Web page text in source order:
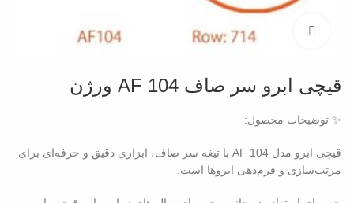
بزرگنمایی تصویر
قیچی ابرو سر صاف AF 104 ورژن
✨ توضیحات محصول:
قیچی ابرو مدل AF 104 با تیغه سر صاف، ابزاری دقیق و حرفه‌ای برای
مرتب‌سازی و فرم‌دهی ابروها است.